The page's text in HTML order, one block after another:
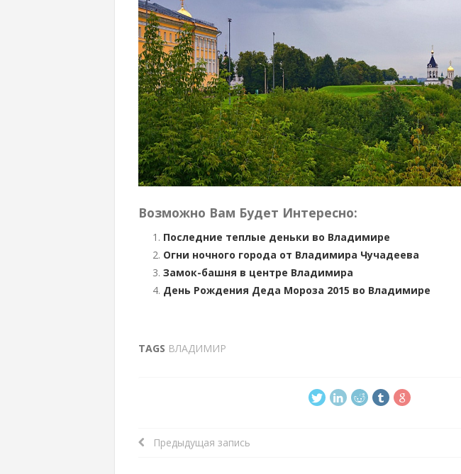
Возможно Вам Будет Интересно:
Последние теплые деньки во Владимире
Огни ночного города от Владимира Чучадеева
Замок-башня в центре Владимира
День Рождения Деда Мороза 2015 во Владимире
TAGS ВЛАДИМИР
Предыдущая запись